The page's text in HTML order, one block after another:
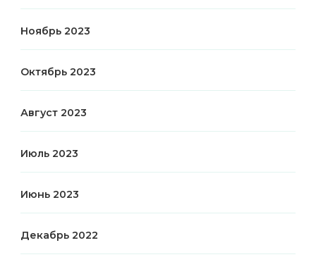
Ноябрь 2023
Октябрь 2023
Август 2023
Июль 2023
Июнь 2023
Декабрь 2022